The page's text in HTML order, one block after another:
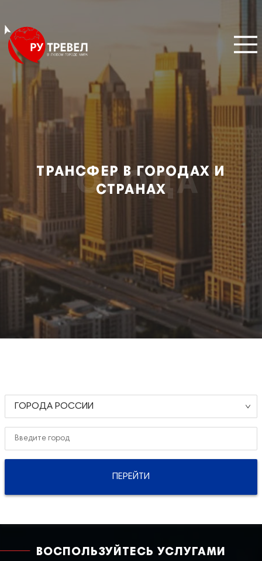
ТРАНСФЕР В ГОРОДАХ И
СТРАНАХ
ГОРОДА
ГОРОДА РОССИИ
ПЕРЕЙТИ
ВОСПОЛЬЗУЙТЕСЬ УСЛУГАМИ